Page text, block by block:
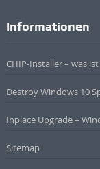
Informationen
CHIP-Installer – was ist
Destroy Windows 10
Inplace Upgrade –
Sitemap